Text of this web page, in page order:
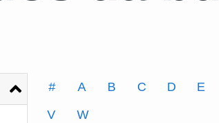
# A B C D E
V
W